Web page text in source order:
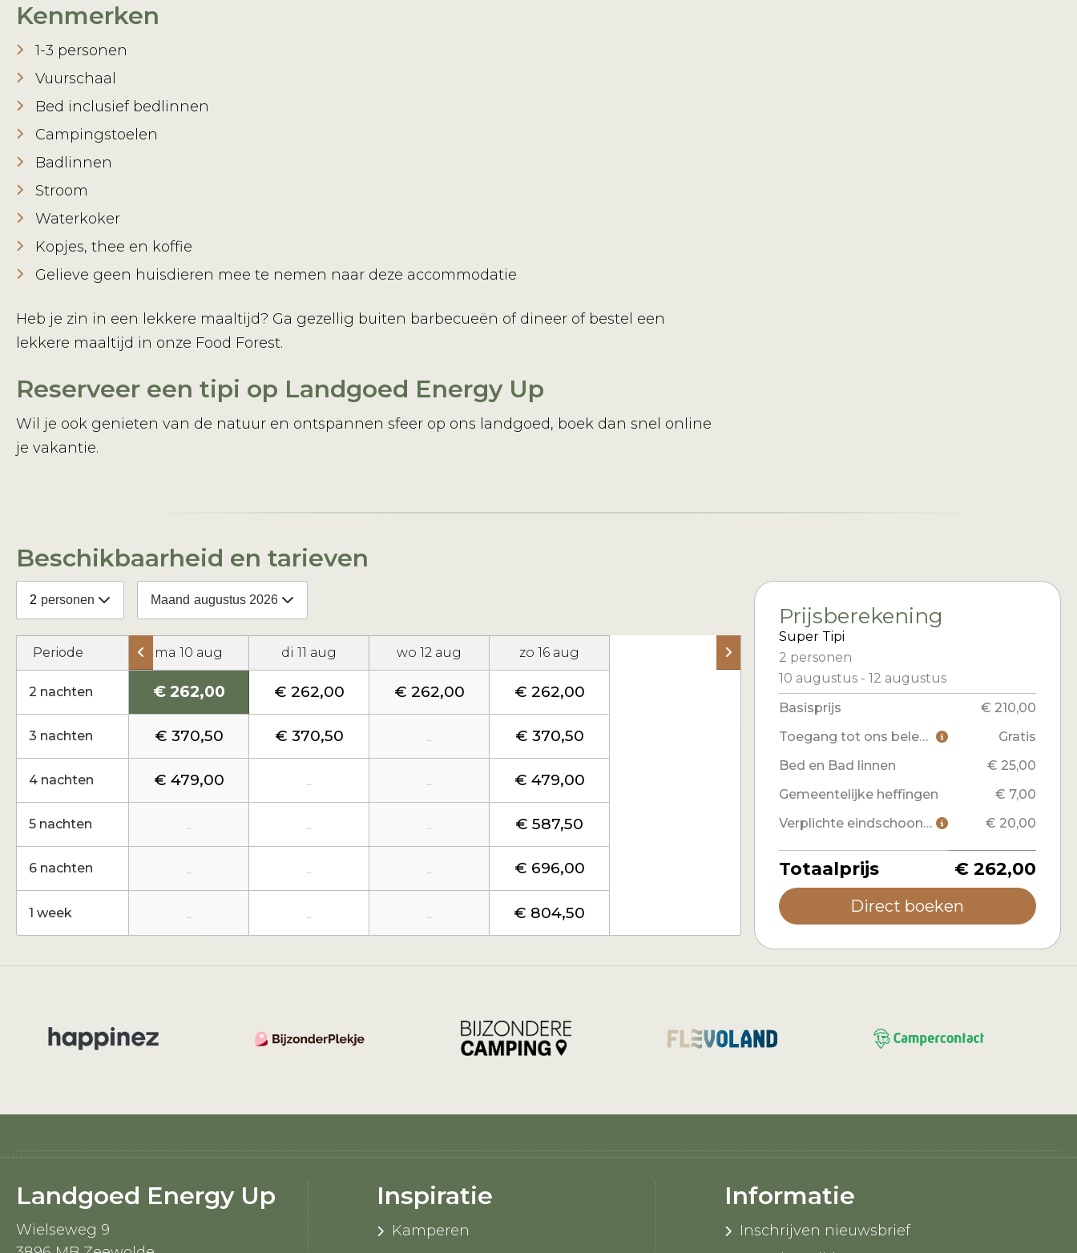
Kenmerken
1-3 personen
Vuurschaal
Bed inclusief bedlinnen
Campingstoelen
Badlinnen
Stroom
Waterkoker
Kopjes, thee en koffie
Gelieve geen huisdieren mee te nemen naar deze accommodatie
Heb je zin in een lekkere maaltijd? Ga gezellig buiten barbecueën of dineer of bestel een
lekkere maaltijd in onze Food Forest.
Reserveer een tipi op Landgoed Energy Up
Wil je ook genieten van de natuur en ontspannen sfeer op ons landgoed, boek dan snel online
je vakantie.
Beschikbaarheid en tarieven
2 personen Maand augustus 2026
Periode
2 nachten
3 nachten
4 nachten
5 nachten
6 nachten
1 week
ma 10 aug di 11 aug wo 12 aug zo 16 aug
€ 262,00 € 262,00 € 262,00 € 262,00
€ 370,50 € 370,50 - € 370,50
€ 479,00 - - € 479,00
- - - € 587,50
- - - € 696,00
- - - € 804,50
Prijsberekening
Super Tipi
2 personen
10 augustus - 12 augustus
Basisprijs
€ 210,00
Toegang tot ons belevingsprogramma
Gratis
Bed en Bad linnen
€ 25,00
Gemeentelijke heffingen
€ 7,00
Verplichte eindschoonmaak
€ 20,00
Totaalprijs € 262,00
Direct boeken
Landgoed Energy Up
Wielseweg 9
Inspiratie
Kamperen
Informatie
Inschrijven nieuwsbrief